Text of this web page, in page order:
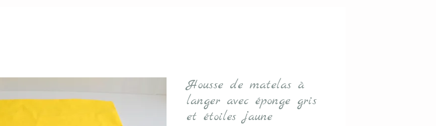
Housse de matelas à
langer avec éponge gris
et étoiles jaune